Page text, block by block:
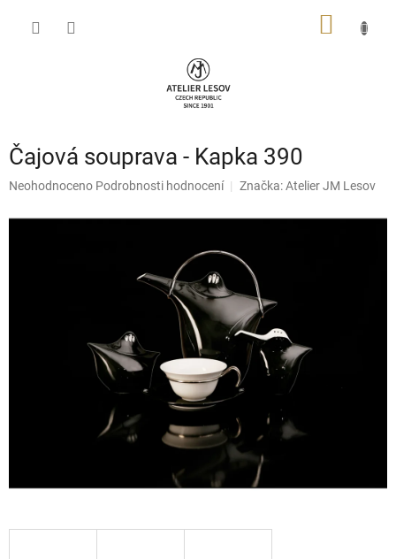
Čajová souprava - Kapka 390
Průměrné
produktu
Neohodnoceno Podrobnosti hodnocení Značka:Atelier JM Lesov